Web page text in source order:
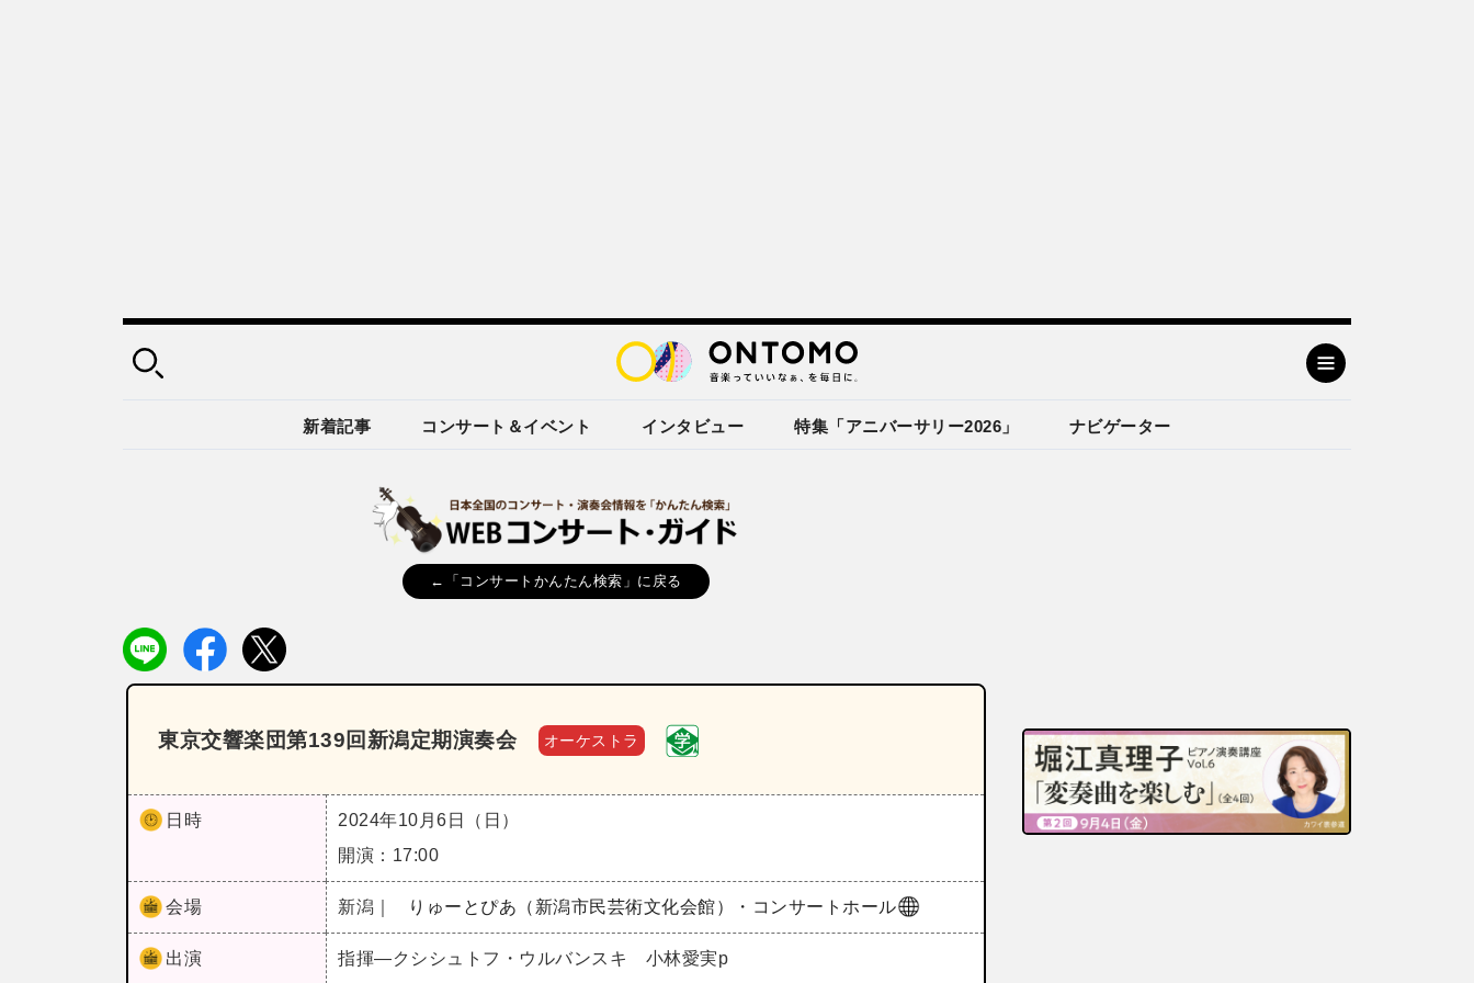
新着記事 コンサート＆イベント インタビュー 特集「アニバーサリー2026」 ナビゲーター
←「コンサートかんたん検索」に戻る
東京交響楽団第139回新潟定期演奏会 オーケストラ
日時
2024年10月6日（日）
開演：17:00
会場 新潟｜ りゅーとぴあ（新潟市民芸術文化会館）・コンサートホール
出演 指揮―クシシュトフ・ウルバンスキ 小林愛実p